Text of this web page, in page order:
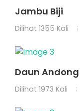
Jambu Biji
Dilihat 1355 Kali
Daun Andong
Dilihat 1973 Kali